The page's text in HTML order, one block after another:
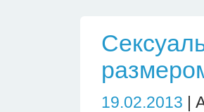
19.02.2013 |